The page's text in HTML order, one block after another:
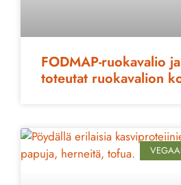
FODMAP-ruokavalio
toteutat ruokavalion